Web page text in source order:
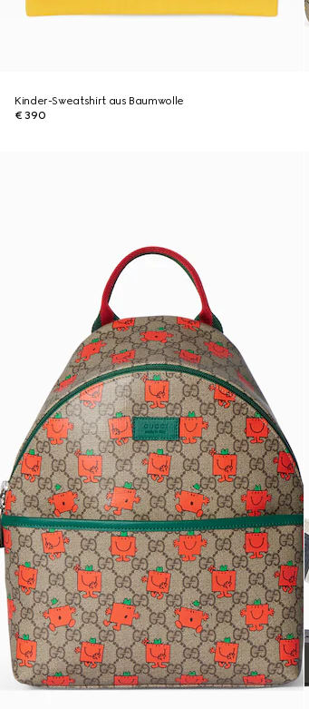
Kinder-Sweatshirt aus Baumwolle
€ 390